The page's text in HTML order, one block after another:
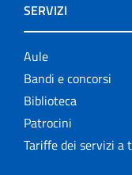
SERVIZI
Aule
Bandi e concorsi
Biblioteca
Patrocini
Tariffe dei servizi a